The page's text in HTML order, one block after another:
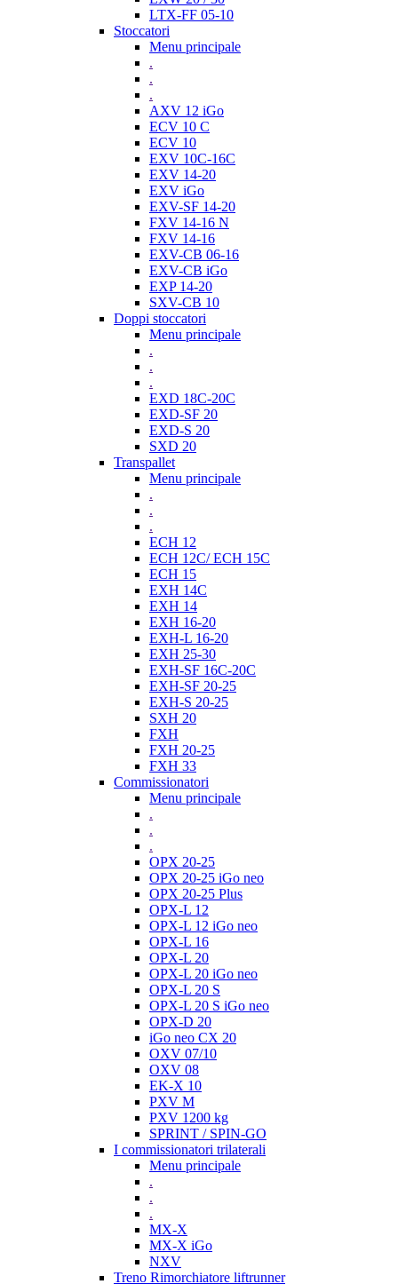
LTX-FF 05-10
Stoccatori
Menu principale
.
.
.
AXV 12 iGo
ECV 10 C
ECV 10
EXV 10C-16C
EXV 14-20
EXV iGo
EXV-SF 14-20
FXV 14-16 N
FXV 14-16
EXV-CB 06-16
EXV-CB iGo
EXP 14-20
SXV-CB 10
Doppi stoccatori
Menu principale
.
.
.
EXD 18C-20C
EXD-SF 20
EXD-S 20
SXD 20
Transpallet
Menu principale
.
.
.
ECH 12
ECH 12C/ ECH 15C
ECH 15
EXH 14C
EXH 14
EXH 16-20
EXH-L 16-20
EXH 25-30
EXH-SF 16C-20C
EXH-SF 20-25
EXH-S 20-25
SXH 20
FXH
FXH 20-25
FXH 33
Commissionatori
Menu principale
.
.
.
OPX 20-25
OPX 20-25 iGo neo
OPX 20-25 Plus
OPX-L 12
OPX-L 12 iGo neo
OPX-L 16
OPX-L 20
OPX-L 20 iGo neo
OPX-L 20 S
OPX-L 20 S iGo neo
OPX-D 20
iGo neo CX 20
OXV 07/10
OXV 08
EK-X 10
PXV M
PXV 1200 kg
SPRINT / SPIN-GO
I commissionatori trilaterali
Menu principale
.
.
.
MX-X
MX-X iGo
NXV
Treno Rimorchiatore liftrunner